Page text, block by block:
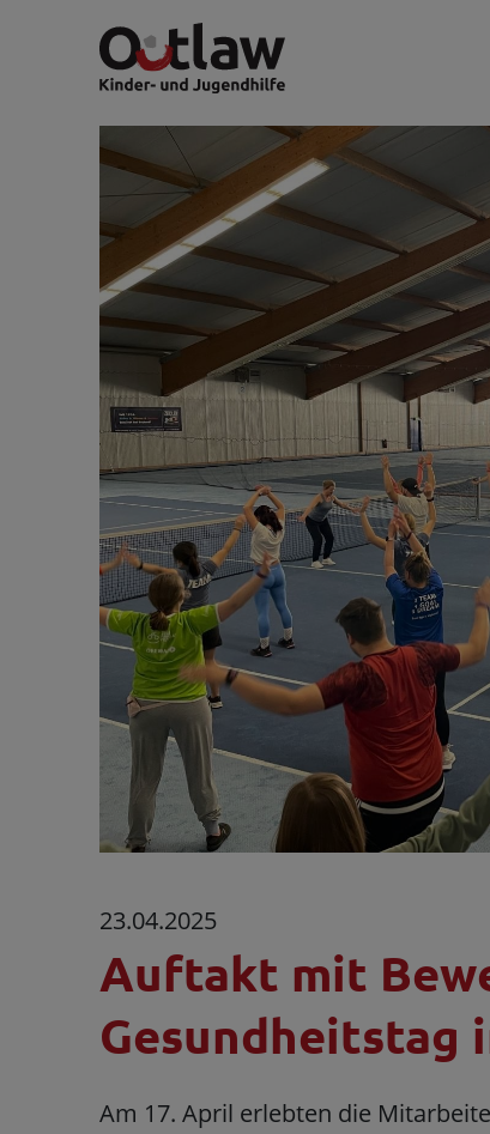
23.04.2025
Auftakt mit
Gesundheitstag
Am 17. April erlebten die